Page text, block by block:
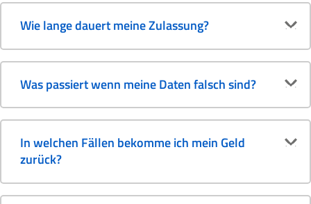
Wie lange dauert meine Zulassung?
Was passiert wenn meine Daten falsch sind?
In welchen Fällen bekomme ich mein Geld
zurück?